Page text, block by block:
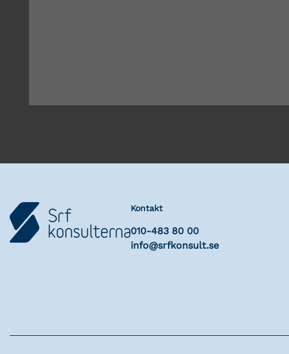
Kontakt
010-483 80 00
info@srfkonsult.se